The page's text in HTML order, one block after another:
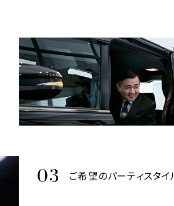
ご希望のパーティスタ